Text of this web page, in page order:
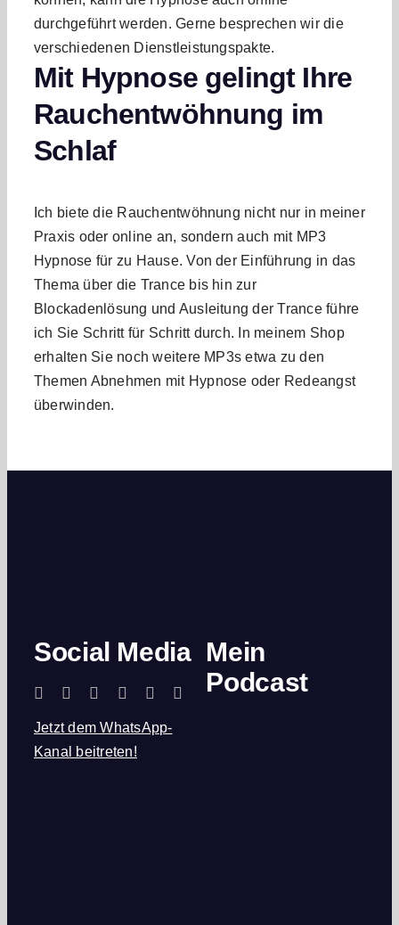
durchgeführt werden. Gerne besprechen wir die
verschiedenen Dienstleistungspakte.
Mit Hypnose gelingt Ihre
Rauchentwöhnung im
Schlaf
Ich biete die Rauchentwöhnung nicht nur in meiner
Praxis oder online an, sondern auch mit MP3
Hypnose für zu Hause. Von der Einführung in das
Thema über die Trance bis hin zur
Blockadenlösung und Ausleitung der Trance führe
ich Sie Schritt für Schritt durch. In meinem Shop
erhalten Sie noch weitere MP3s etwa zu den
Themen Abnehmen mit Hypnose oder Redeangst
überwinden.
Social Media
Jetzt dem WhatsApp-
Kanal beitreten!
Mein
Podcast